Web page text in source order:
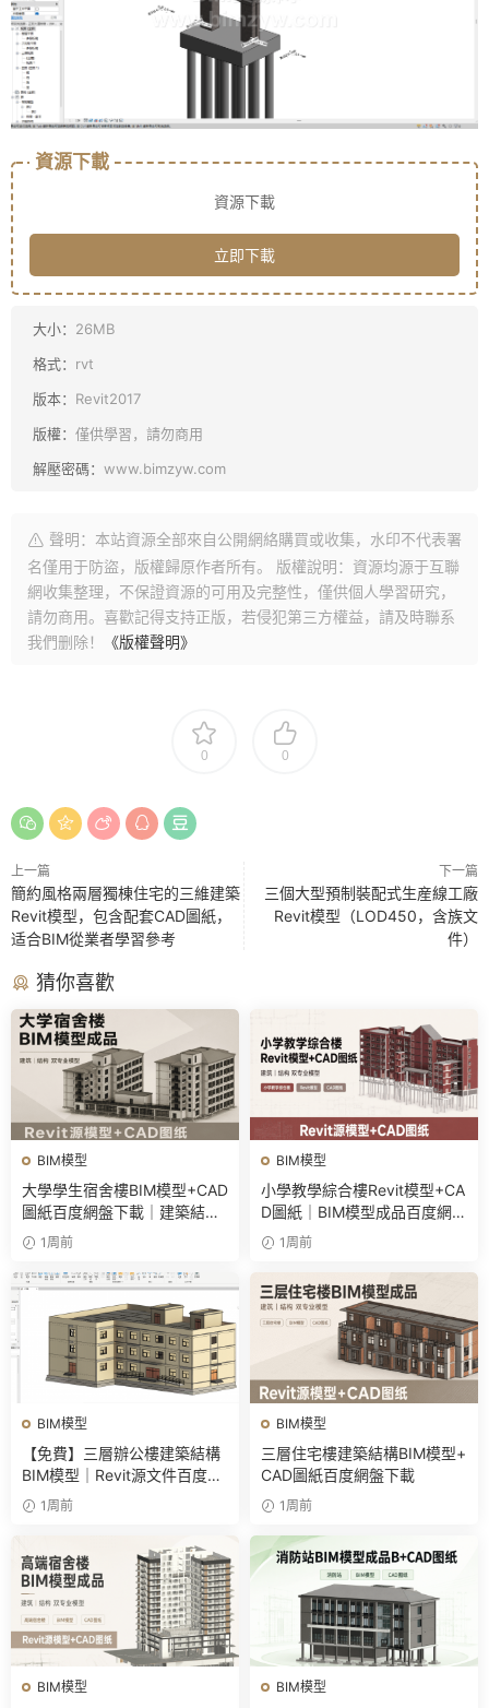
資源下載
資源下載
立即下載
大小： 26MB
格式： rvt
版本： Revit2017
版權： 僅供學習，請勿商用
解壓密碼： www.bimzyw.com
聲明：本站資源全部來自公開網絡購買或收集，水印不代表署
名僅用于防盜，版權歸原作者所有。 版權說明：資源均源于互聯
網收集整理，不保證資源的可用及完整性，僅供個人學習研究，
請勿商用。喜歡記得支持正版，若侵犯第三方權益，請及時聯系
我們删除！
《版權聲明》
0 0
上一篇
簡約風格兩層獨棟住宅的三維建築
Revit模型，包含配套CAD圖紙，
适合BIM從業者學習參考
下一篇
三個大型預制裝配式生産線工廠
Revit模型（LOD450，含族文
件）
猜你喜歡
BIM模型
大學學生宿舍樓BIM模型+CAD
圖紙百度網盤下載｜建築結構
全套Revit源文件
1周前
BIM模型
小學教學綜合樓Revit模型+CA
D圖紙｜BIM模型成品百度網盤
下載1周前
BIM模型
【免費】三層辦公樓建築結構
BIM模型｜Revit源文件百度網
盤下載
1周前
BIM模型
三層住宅樓建築結構BIM模型+
CAD圖紙百度網盤下載
1周前
BIM模型 BIM模型